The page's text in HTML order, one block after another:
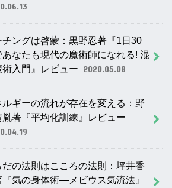
チングは啓蒙：黒野忍著『1日30
あなたも現代の魔術師になれる! 混
術入門』レビュー 2020.05.08
ルギーの流れが存在を変える：野
胤著『平均化訓練』レビュー
だの法則はこころの法則：坪井香
『気の身体術―メビウス気流法』